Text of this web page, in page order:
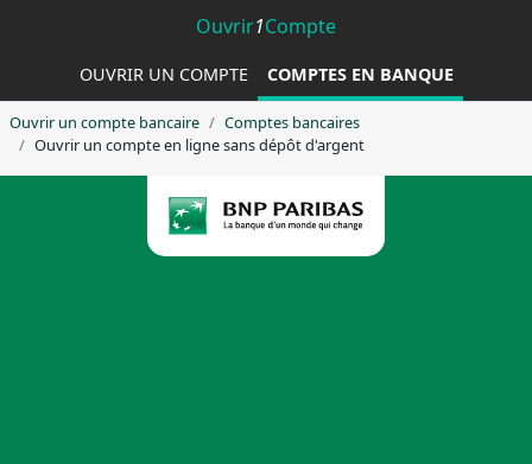
Ouvrir1Compte
OUVRIR UN COMPTE COMPTES EN BANQUE
Ouvrir un compte bancaire
Comptes bancaires
Ouvrir un compte en ligne sans dépôt d'argent